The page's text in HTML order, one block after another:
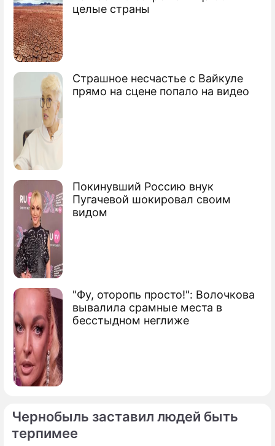
целые страны
Страшное несчастье с Вайкуле
прямо на сцене попало на видео
Покинувший Россию внук
Пугачевой шокировал своим
видом
"Фу, оторопь просто!": Волочкова
вывалила срамные места в
бесстыдном неглиже
Чернобыль заставил людей быть
терпимее